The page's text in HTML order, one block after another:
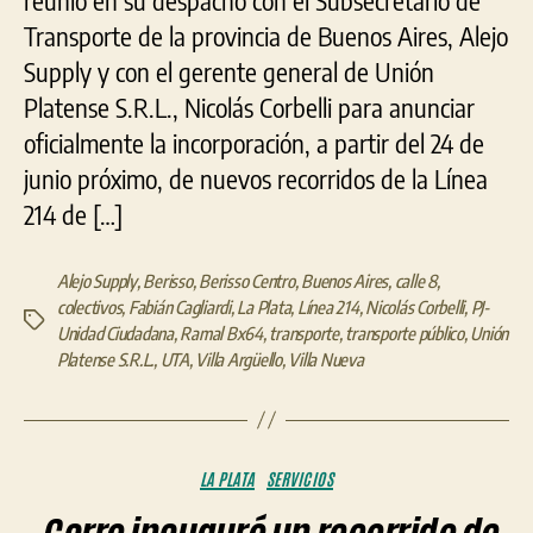
Transporte de la provincia de Buenos Aires, Alejo
Supply y con el gerente general de Unión
Platense S.R.L., Nicolás Corbelli para anunciar
oficialmente la incorporación, a partir del 24 de
junio próximo, de nuevos recorridos de la Línea
214 de […]
Etiquetas
Alejo Supply,Berisso,Berisso Centro,Buenos Aires, calle 8,
colectivos, Fabián Cagliardi,La Plata, Línea 214,Nicolás Corbelli, PJ-
Unidad Ciudadana,Ramal Bx64,transporte,transporte público,Unión
Platense S.R.L., UTA, Villa Argüello, Villa Nueva
Categorías
LA PLATA SERVICIOS